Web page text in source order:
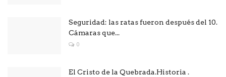
Seguridad: las ratas fueron después del 10.
Cámaras que...
0
El Cristo de la Quebrada.Historia .